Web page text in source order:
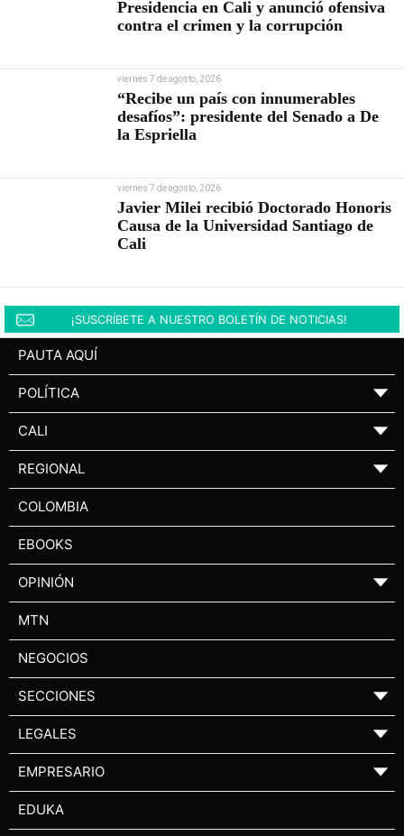
Presidencia en Cali y anunció ofensiva
contra el crimen y la corrupción
viernes 7 de agosto, 2026
“Recibe un país con innumerables
desafíos”: presidente del Senado a De
la Espriella
viernes 7 de agosto, 2026
Javier Milei recibió Doctorado Honoris
Causa de la Universidad Santiago de
Cali
¡SUSCRÍBETE A NUESTRO BOLETÍN DE NOTICIAS!
PAUTA AQUÍ
POLÍTICA ▼
CALI ▼
REGIONAL ▼
COLOMBIA
EBOOKS
OPINIÓN ▼
MTN
NEGOCIOS
SECCIONES ▼
LEGALES ▼
EMPRESARIO ▼
EDUKA